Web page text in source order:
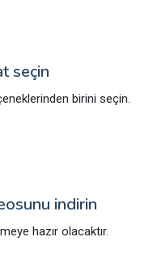
seçin
birini seçin.
indirin
hazır olacaktır.